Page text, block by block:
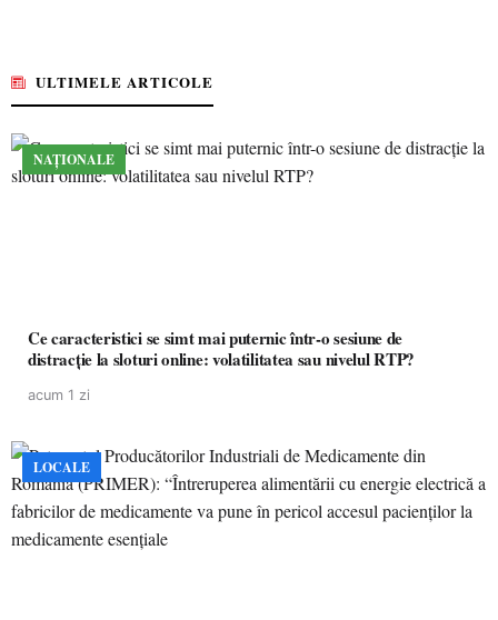
ULTIMELE ARTICOLE
NAȚIONALE
Ce caracteristici se simt mai puternic într-o sesiune de
distracție la sloturi online: volatilitatea sau nivelul RTP?
acum 1 zi
LOCALE